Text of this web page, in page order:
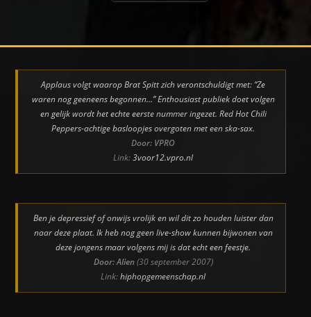
Applaus volgt waarop Brat Spitt zich verontschuldigt met: “Ze
waren nog geeneens begonnen…” Enthousiast publiek doet volgen
en gelijk wordt het echte eerste nummer ingezet. Red Hot Chili
Peppers-achtige basloopjes overgoten met een ska-sax.
Door: VPRO
Link:3voor12.vpro.nl
Ben je depressief of onwijs vrolijk en wil dit zo houden luister dan
naar deze plaat. Ik heb nog geen live-show kunnen bijwonen van
deze jongens maar volgens mij is dat echt een feestje.
Door: Alien(30 september 2007)
Link:hiphopgemeenschap.nl